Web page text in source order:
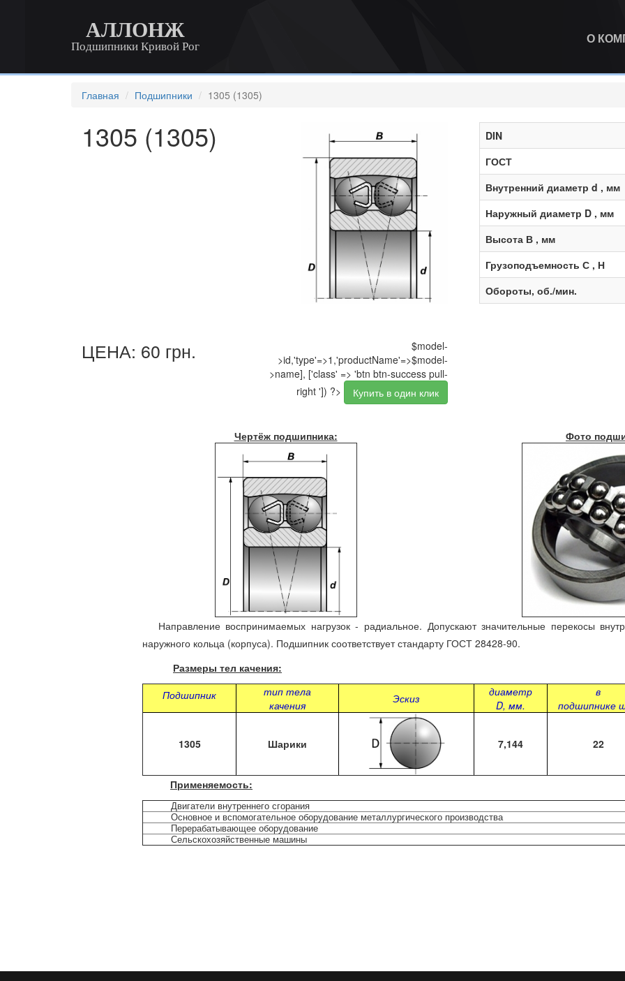
АЛЛОНЖ
Подшипники Кривой Рог
О
Главная Подшипники 1305 (1305)
1305 (1305)
ЦЕНА: 60 грн.
$model-
>id,'type'=>1,'productName'=>$model-
>name], ['class' => 'btn btn-success pull-
right ']) ?>
Купить в один клик
DIN
ГОСТ
Внутренний диаметр d , мм
Наружный диаметр D , мм
Высота В , мм
Грузоподъемность С , Н
Обороты, об./мин.
Чертёж подшипника: Фото
Направление воспринимаемых нагрузок - радиальное. Допускают значительные перекосы
наружного кольца (корпуса). Подшипник соответствует стандарту ГОСТ 28428-90.
Размеры тел качения:
Подшипник
тип тела
качения
Эскиз
диаметр
D, мм.
в
подшипнике
1305 Шарики 7,144 22
Применяемость:
Двигатели внутреннего сгорания
Основное и вспомогательное оборудование металлургического производства
Перерабатывающее оборудование
Сельскохозяйственные машины